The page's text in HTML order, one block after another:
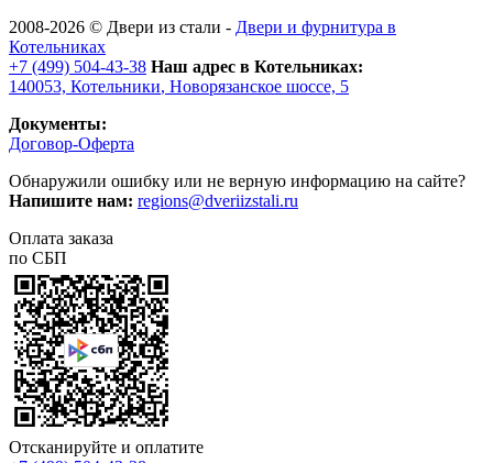
2008-2026 © Двери из стали - Двери и фурнитура в
Котельниках
+7 (499) 504-43-38 Наш адрес в Котельниках:
140053, Котельники, Новорязанское шоссе, 5
Документы:
Договор-Оферта
Обнаружили ошибку или не верную информацию на сайте?
Напишите нам: regions@dveriizstali.ru
Оплата заказа
по СБП
Отсканируйте и оплатите